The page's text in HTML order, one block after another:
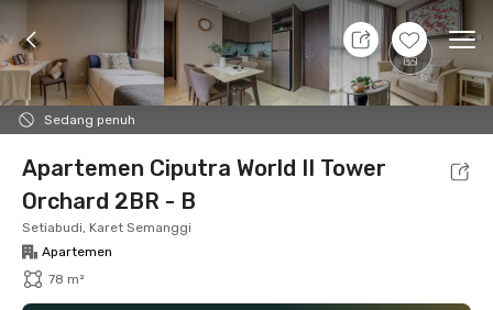
+13
Sedang penuh
8 Agt 26 - Belum tahu
Foto Fasilitas bersama Lokasi Aturan
Apartemen Ciputra World II Tower
Orchard 2BR - B
Setiabudi, Karet Semanggi
Apartemen
78 m²